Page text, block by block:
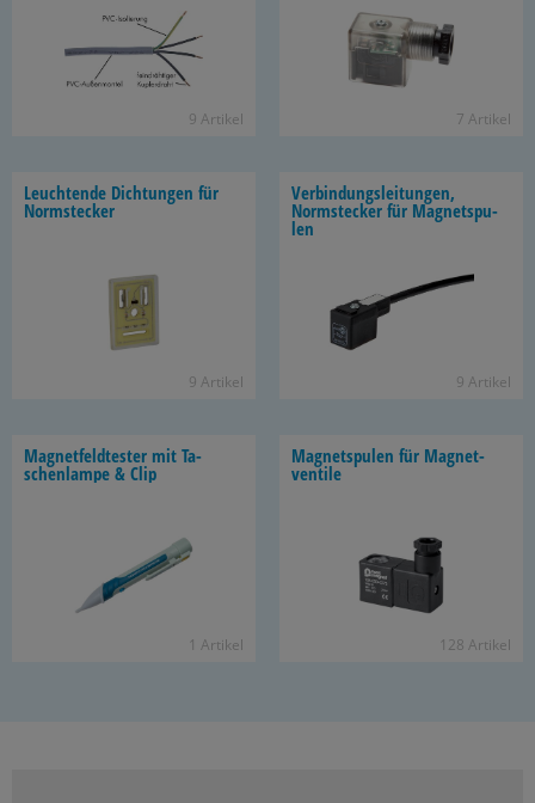
9 Ar­ti­kel 7 Ar­ti­kel
Leuch­ten­de Dich­tun­gen für
Norm­ste­cker
9 Ar­ti­kel
Ver­bin­dungs­lei­tun­gen,
Norm­ste­cker für Ma­gnet­spu­
len
9 Ar­ti­kel
Ma­gnet­feld­tes­ter mit Ta­
schen­lam­pe & Clip
1 Ar­ti­kel
Ma­gnet­spu­len für Ma­gnet­
ven­ti­le
128 Ar­ti­kel